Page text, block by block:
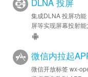
集成DLNA 投屏功
屏等实现屏幕投射能
微信内拉起
微信开放标签 wx-